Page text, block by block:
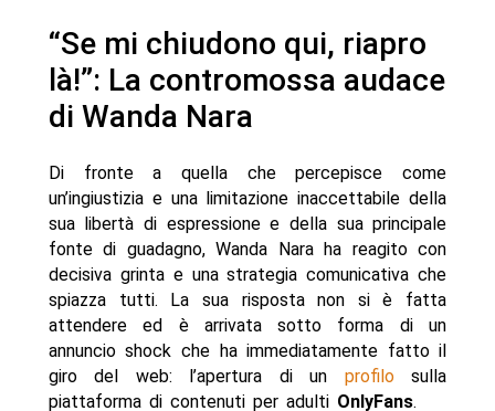
“Se mi chiudono qui, riapro
là!”: La contromossa audace
di Wanda Nara
Di fronte a quella che percepisce come
un’ingiustizia e una limitazione inaccettabile della
sua libertà di espressione e della sua principale
fonte di guadagno, Wanda Nara ha reagito con
decisiva grinta e una strategia comunicativa che
spiazza tutti. La sua risposta non si è fatta
attendere ed è arrivata sotto forma di un
annuncio shock che ha immediatamente fatto il
giro del web: l’apertura di un profilosulla
piattaforma di contenuti per adulti OnlyFans.